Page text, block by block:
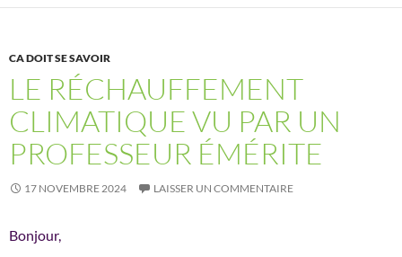
CA DOIT SE SAVOIR
LE RÉCHAUFFEMENT
CLIMATIQUE VU PAR UN
PROFESSEUR ÉMÉRITE
17 NOVEMBRE 2024 LAISSER UN COMMENTAIRE
Bonjour,